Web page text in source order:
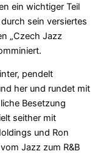
ein wichtiger Teil
sein versiertes
„Czech Jazz
pendelt
her und rundet mit
Besetzung
seither mit
und Ron
Jazz zum R&B